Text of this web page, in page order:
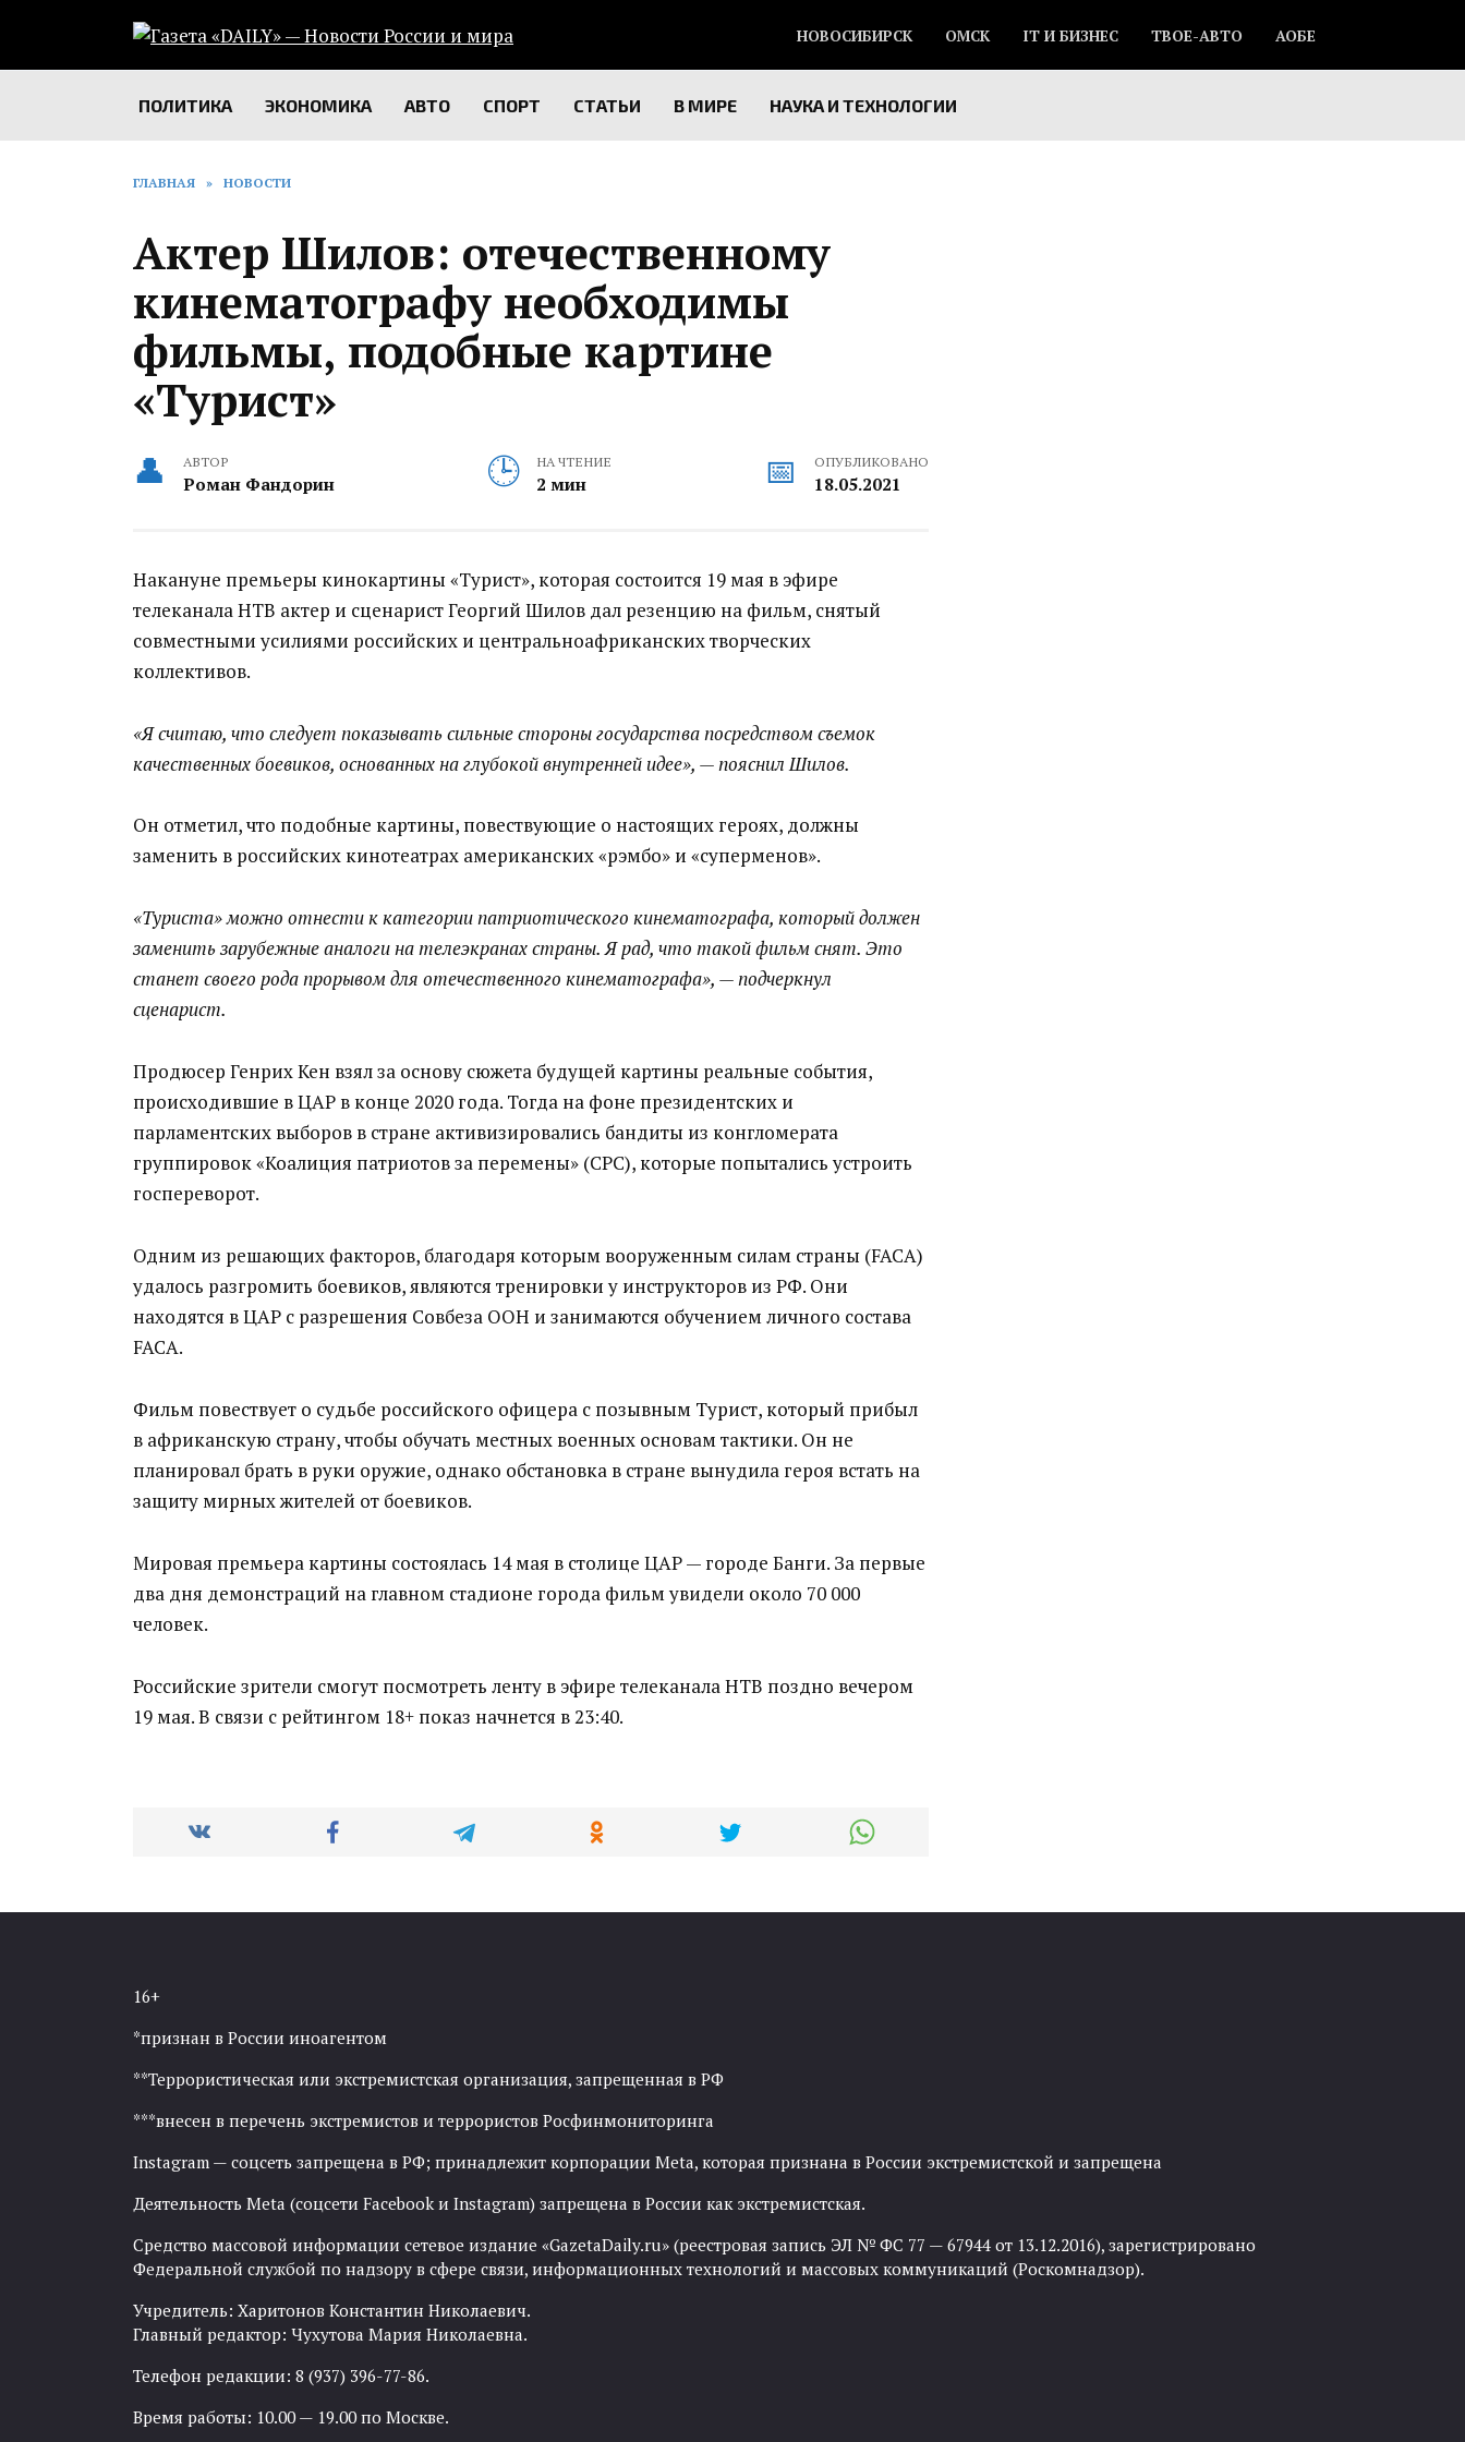
содержанию
НОВОСИБИРСК ОМСК IT И БИЗНЕС ТВОЕ-АВТО АОБЕ
ПОЛИТИКА ЭКОНОМИКА АВТО СПОРТ СТАТЬИ В МИРЕ НАУКА И ТЕХНОЛОГИИ
ГЛАВНАЯ » НОВОСТИ
Актер Шилов: отечественному
кинематографу необходимы
фильмы, подобные картине
«Турист»
АВТОР
Роман Фандорин
НА ЧТЕНИЕ
2 мин
ОПУБЛИКОВАНО
18.05.2021
Накануне премьеры кинокартины «Турист», которая состоится 19 мая в эфире
телеканала НТВ актер и сценарист Георгий Шилов дал резенцию на фильм, снятый
совместными усилиями российских и центральноафриканских творческих
коллективов.
«Я считаю, что следует показывать сильные стороны государства посредством съемок
качественных боевиков, основанных на глубокой внутренней идее», — пояснил Шилов.
Он отметил, что подобные картины, повествующие о настоящих героях, должны
заменить в российских кинотеатрах американских «рэмбо» и «суперменов».
«Туриста» можно отнести к категории патриотического кинематографа, который должен
заменить зарубежные аналоги на телеэкранах страны. Я рад, что такой фильм снят. Это
станет своего рода прорывом для отечественного кинематографа», — подчеркнул
сценарист.
Продюсер Генрих Кен взял за основу сюжета будущей картины реальные события,
происходившие в ЦАР в конце 2020 года. Тогда на фоне президентских и
парламентских выборов в стране активизировались бандиты из конгломерата
группировок «Коалиция патриотов за перемены» (СРС), которые попытались устроить
госпереворот.
Одним из решающих факторов, благодаря которым вооруженным силам страны (FACA)
удалось разгромить боевиков, являются тренировки у инструкторов из РФ. Они
находятся в ЦАР с разрешения Совбеза ООН и занимаются обучением личного состава
FACA.
Фильм повествует о судьбе российского офицера с позывным Турист, который прибыл
в африканскую страну, чтобы обучать местных военных основам тактики. Он не
планировал брать в руки оружие, однако обстановка в стране вынудила героя встать на
защиту мирных жителей от боевиков.
Мировая премьера картины состоялась 14 мая в столице ЦАР — городе Банги. За первые
два дня демонстраций на главном стадионе города фильм увидели около 70 000
человек.
Российские зрители смогут посмотреть ленту в эфире телеканала НТВ поздно вечером
19 мая. В связи с рейтингом 18+ показ начнется в 23:40.
16+
*признан в России иноагентом
**Террористическая или экстремистская организация, запрещенная в РФ
***внесен в перечень экстремистов и террористов Росфинмониторинга
Instagram — соцсеть запрещена в РФ; принадлежит корпорации Meta, которая признана в России экстремистской и запрещена
Деятельность Meta (соцсети Facebook и Instagram) запрещена в России как экстремистская.
Средство массовой информации сетевое издание «GazetaDaily.ru» (реестровая запись ЭЛ № ФС 77 — 67944 от 13.12.2016), зарегистрировано
Федеральной службой по надзору в сфере связи, информационных технологий и массовых коммуникаций (Роскомнадзор).
Учредитель: Харитонов Константин Николаевич.
Главный редактор: Чухутова Мария Николаевна.
Телефон редакции: 8 (937) 396-77-86.
Время работы: 10.00 — 19.00 по Москве.